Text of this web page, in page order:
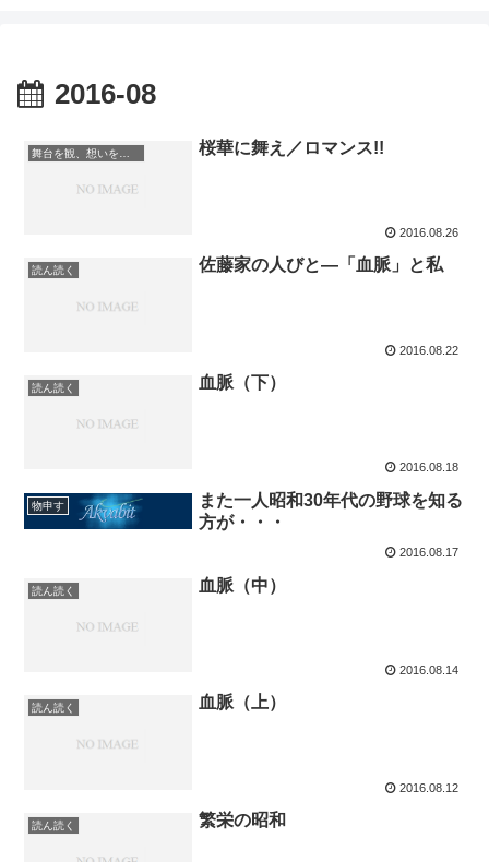
2016-08
桜華に舞え／ロマンス!!
2016.08.26
読ん読く 佐藤家の人びと―「血脈」と私
2016.08.22
読ん読く 血脈（下）
2016.08.18
物申す
また一人昭和30年代の野球を知る
方が・・・
2016.08.17
読ん読く 血脈（中）
2016.08.14
読ん読く 血脈（上）
2016.08.12
読ん読く 繁栄の昭和